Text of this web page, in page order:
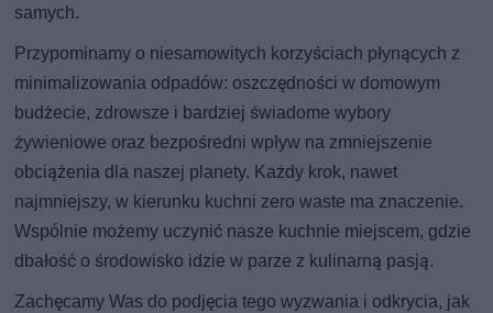
samych.
Przypominamy o niesamowitych korzyściach płynących z
minimalizowania odpadów: oszczędności w domowym
budżecie, zdrowsze i bardziej świadome wybory
żywieniowe oraz bezpośredni wpływ na zmniejszenie
obciążenia dla naszej planety. Każdy krok, nawet
najmniejszy, w kierunku kuchni zero waste ma znaczenie.
Wspólnie możemy uczynić nasze kuchnie miejscem, gdzie
dbałość o środowisko idzie w parze z kulinarną pasją.
Zachęcamy Was do podjęcia tego wyzwania i odkrycia, jak